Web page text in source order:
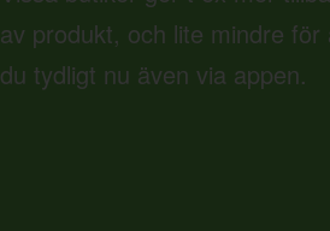
av produkt, och lite mindre
du tydligt nu även via appen.